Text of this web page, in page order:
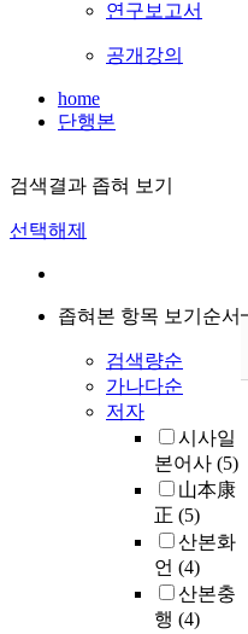
연구보고서
공개강의
home
단행본
검색결과 좁혀 보기
선택해제
좁혀본 항목 보기순서
검색량순
가나다순
저자
시사일
본어사 (5)
山本康
正 (5)
산본화
언 (4)
산본충
행 (4)